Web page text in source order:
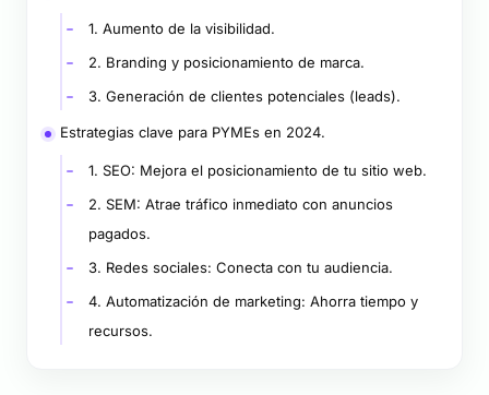
1. Aumento de la visibilidad.
2. Branding y posicionamiento de marca.
3. Generación de clientes potenciales (leads).
Estrategias clave para PYMEs en 2024.
1. SEO: Mejora el posicionamiento de tu sitio web.
2. SEM: Atrae tráfico inmediato con anuncios
pagados.
3. Redes sociales: Conecta con tu audiencia.
4. Automatización de marketing: Ahorra tiempo y
recursos.